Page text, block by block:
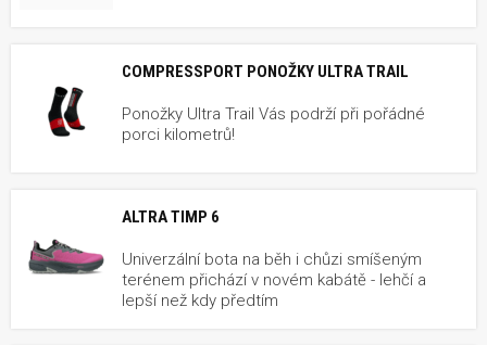
COMPRESSPORT PONOŽKY ULTRA TRAIL
Ponožky Ultra Trail Vás podrží při pořádné
porci kilometrů!
ALTRA TIMP 6
Univerzální bota na běh i chůzi smíšeným
terénem přichází v novém kabátě - lehčí a
lepší než kdy předtím